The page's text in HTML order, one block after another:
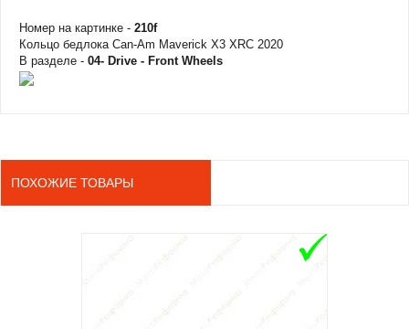
Номер на картинке - 210f
Кольцо бедлока Can-Am Maverick X3 XRC 2020
В разделе - 04- Drive - Front Wheels
ПОХОЖИЕ ТОВАРЫ